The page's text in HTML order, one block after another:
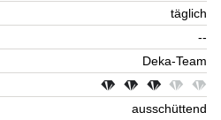
täglich
--
Deka-Team
ausschüttend